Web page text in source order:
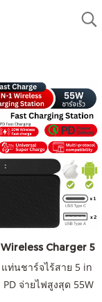
ง 20 ชิ้น +Charger
แท่นชาร์จไร้สาย 5 in
PD จ่ายไฟสูงสุด 55W